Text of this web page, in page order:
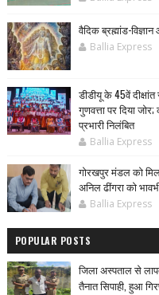
वैदिक ब्रह्मांड-
Ballia Express
डीडीयू के 45वें दीक्षांत
गुणवत्ता पर दिया
प्रभारी निलंबित
Ballia Express
गोरखपुर मंडल को
अनिल ढींगरा को
Ballia Express
POPULAR POSTS
जिला अस्पताल से
तैनात सिपाही, हुआ